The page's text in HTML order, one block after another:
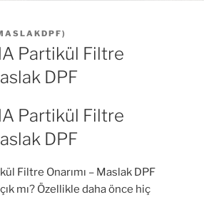
)
Partikül Filtre
DPF
Partikül Filtre
DPF
Filtre Onarımı – Maslak DPF
mı? Özellikle daha önce hiç